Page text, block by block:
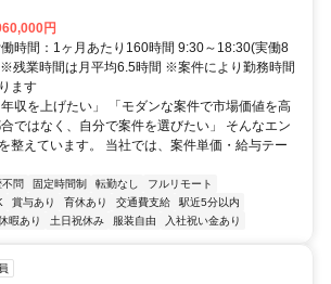
円
時間：1ヶ月あたり160時間 9:30～18:30(実働8
残業時間は月平均6.5時間 ※案件により勤務時間
ます
収を上げたい」 「モダンな案件で市場価値を高
ではなく、自分で案件を選びたい」 そんなエン
整えています。 当社では、案件単価・給与テー
問 固定時間制 転勤なし
フルリモート
賞与あり 育休あり 交通費支給
駅近5分以内
暇あり 土日祝休み 服装自由 入社祝い金あり